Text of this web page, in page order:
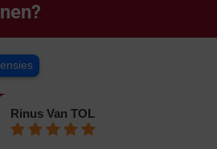
Rinus Van TOL